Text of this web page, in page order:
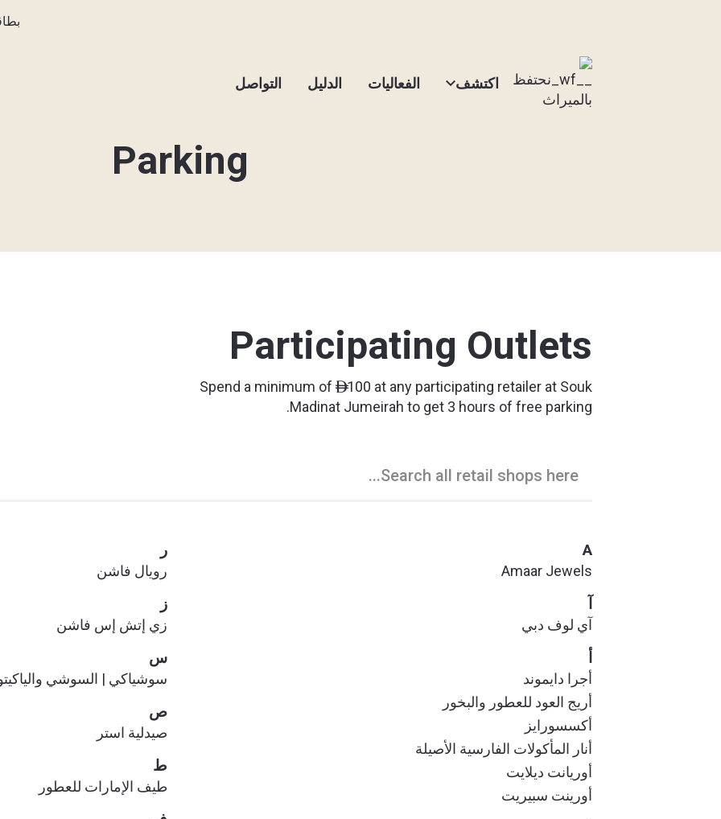
اكتشف الفعاليات الدليل التواصل
Parking
Participating Outlets
Spend a minimum of100 at any participating retailer at Souk
Madinat Jumeirah to get 3 hours of free parking.
A
Amaar Jewels
آي لوف دبي
أجرا دايموند
أريج العود للعطور والبخور
أكسسورايز
أنار المأكولات الفارسية الأصيلة
أوريانت ديلايت
أورينت سبيريت
ر
رويال فاشن
ز
زي إتش إس فاشن
س
سوشياكي | السوشي
ص
صيدلية استر
ط
طيف الإمارات للعطور